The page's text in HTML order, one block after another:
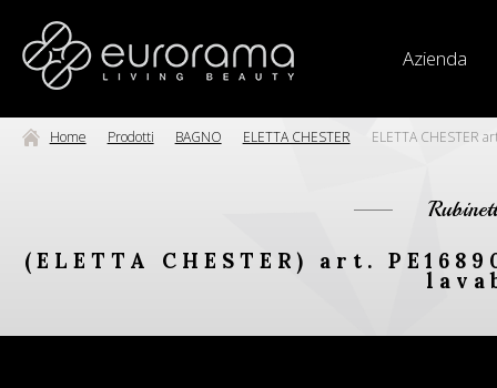
Azienda
Home Prodotti BAGNO ELETTA CHESTER ELETTA CHESTER
(ELETTA CHESTER) art.